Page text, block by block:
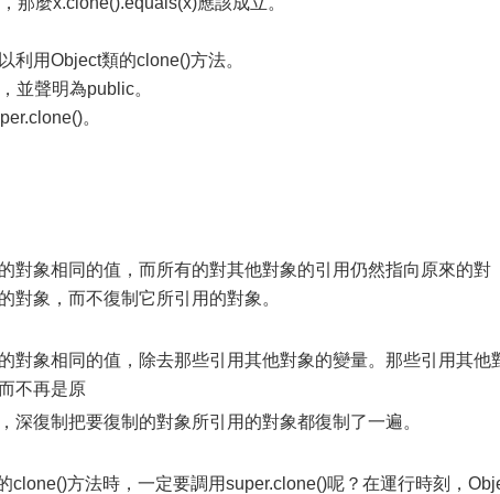
用Object類的clone()方法。
並聲明為public。
。
對象相同的值，而所有的對其他對象的引用仍然指向原來的對
對象，而不復制它所引用的對象。
對象相同的值，除去那些引用其他對象的變量。那些引用其他
不再是原
深復制把要復制的對象所引用的對象都復制了一遍。
方法時，一定要調用super.clone()呢？在運行時刻，